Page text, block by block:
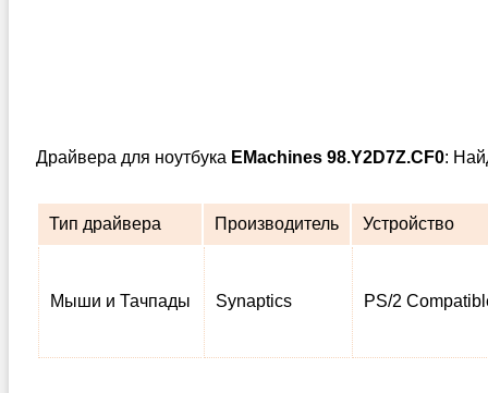
Драйвера для ноутбука EMachines 98.Y2D7Z.CF0:
Тип драйвера Производитель Устройство
Мыши и Тачпады Synaptics PS/2